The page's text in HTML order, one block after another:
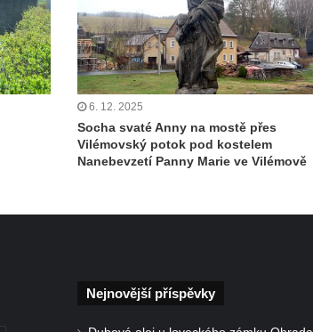
6. 12. 2025
Socha svaté Anny na mostě přes
Vilémovský potok pod kostelem
Nanebevzetí Panny Marie ve Vilémově
Nejnovější příspěvky